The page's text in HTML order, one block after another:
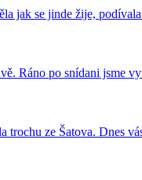
jak se jinde žije,
Ráno po snídani
trochu ze Šatova. Dnes